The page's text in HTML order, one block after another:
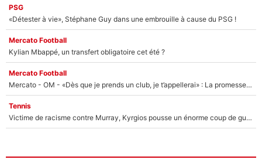
PSG
«Détester à vie», Stéphane Guy dans une embrouille à cause du PSG !
Mercato Football
Kylian Mbappé, un transfert obligatoire cet été ?
Mercato Football
Mercato - OM - «Dès que je prends un club, je t’appellerai» : La promesse de Marcelino au moment de claquer la porte
Tennis
Victime de racisme contre Murray, Kyrgios pousse un énorme coup de gueule !